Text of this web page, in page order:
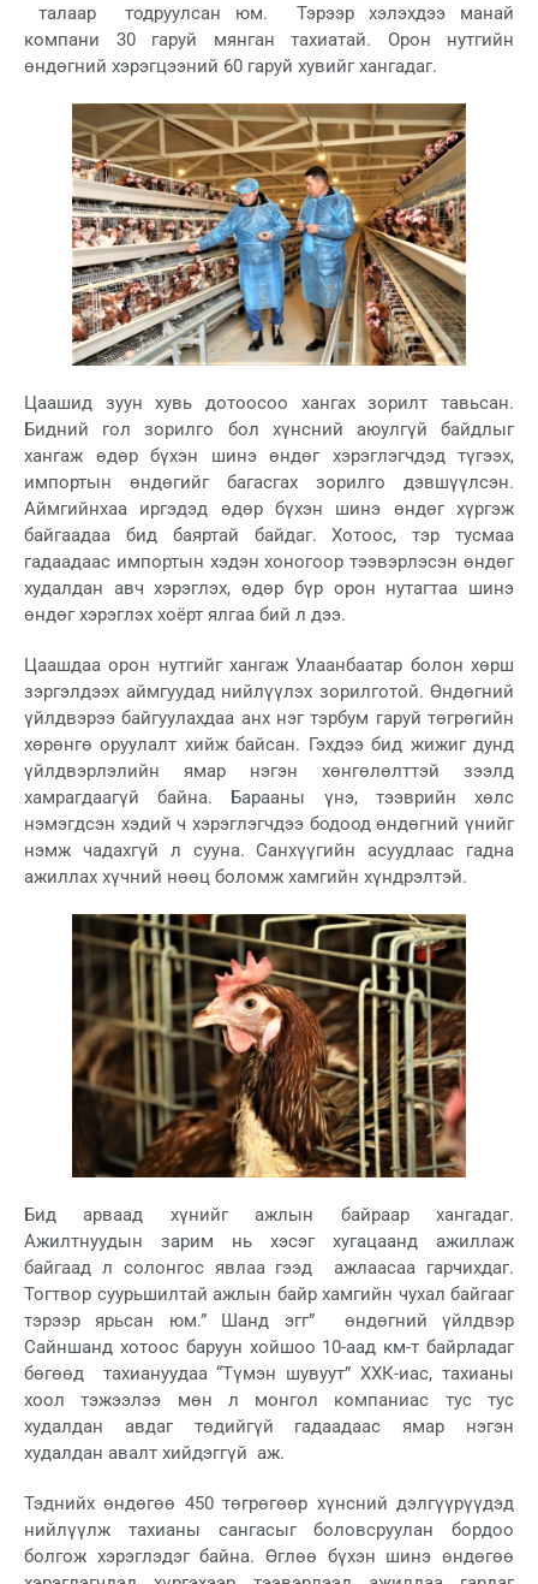
талаар тодруулсан юм. Тэрээр хэлэхдээ манай
компани 30 гаруй мянган тахиатай. Орон нутгийн
өндөгний хэрэгцээний 60 гаруй хувийг хангадаг.
Цаашид зуун хувь дотоосоо хангах зорилт тавьсан.
Бидний гол зорилго бол хүнсний аюулгүй байдлыг
хангаж өдөр бүхэн шинэ өндөг хэрэглэгчдэд түгээх,
импортын өндөгийг багасгах зорилго дэвшүүлсэн.
Аймгийнхаа иргэдэд өдөр бүхэн шинэ өндөг хүргэж
байгаадаа бид баяртай байдаг. Хотоос, тэр тусмаа
гадаадаас импортын хэдэн хоногоор тээвэрлэсэн өндөг
худалдан авч хэрэглэх, өдөр бүр орон нутагтаа шинэ
өндөг хэрэглэх хоёрт ялгаа бий л дээ.
Цаашдаа орон нутгийг хангаж Улаанбаатар болон хөрш
зэргэлдээх аймгуудад нийлүүлэх зорилготой. Өндөгний
үйлдвэрээ байгуулахдаа анх нэг тэрбум гаруй төгрөгийн
хөрөнгө оруулалт хийж байсан. Гэхдээ бид жижиг дунд
үйлдвэрлэлийн ямар нэгэн хөнгөлөлттэй зээлд
хамрагдаагүй байна. Барааны үнэ, тээврийн хөлс
нэмэгдсэн хэдий ч хэрэглэгчдээ бодоод өндөгний үнийг
нэмж чадахгүй л сууна. Санхүүгийн асуудлаас гадна
ажиллах хүчний нөөц боломж хамгийн хүндрэлтэй.
Бид арваад хүнийг ажлын байраар хангадаг.
Ажилтнуудын зарим нь хэсэг хугацаанд ажиллаж
байгаад л солонгос явлаа гээд ажлаасаа гарчихдаг.
Тогтвор суурьшилтай ажлын байр хамгийн чухал байгааг
тэрээр ярьсан юм.” Шанд эгг” өндөгний үйлдвэр
Сайншанд хотоос баруун хойшоо 10-аад км-т байрладаг
бөгөөд тахиануудаа “Түмэн шувуут” ХХК-иас, тахианы
хоол тэжээлээ мөн л монгол компаниас тус тус
худалдан авдаг төдийгүй гадаадаас ямар нэгэн
худалдан авалт хийдэггүй аж.
Тэднийх өндөгөө 450 төгрөгөөр хүнсний дэлгүүрүүдэд
нийлүүлж тахианы сангасыг боловсруулан бордоо
болгож хэрэглэдэг байна. Өглөө бүхэн шинэ өндөгөө